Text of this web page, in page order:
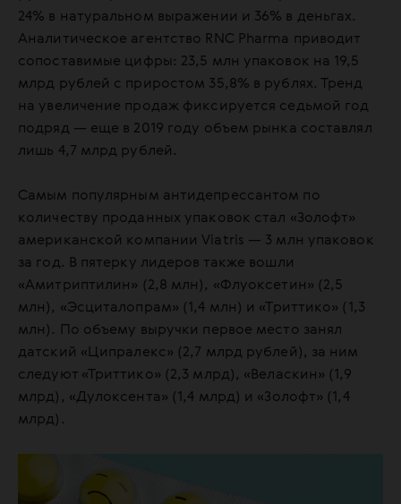
24% в натуральном выражении и 36% в деньгах.
Аналитическое агентство RNC Pharma приводит
сопоставимые цифры: 23,5 млн упаковок на 19,5
млрд рублей с приростом 35,8% в рублях. Тренд
на увеличение продаж фиксируется седьмой год
подряд — еще в 2019 году объем рынка составлял
лишь 4,7 млрд рублей.
Самым популярным антидепрессантом по
количеству проданных упаковок стал «Золофт»
американской компании Viatris — 3 млн упаковок
за год. В пятерку лидеров также вошли
«Амитриптилин» (2,8 млн), «Флуоксетин» (2,5
млн), «Эсциталопрам» (1,4 млн) и «Триттико» (1,3
млн). По объему выручки первое место занял
датский «Ципралекс» (2,7 млрд рублей), за ним
следуют «Триттико» (2,3 млрд), «Веласкин» (1,9
млрд), «Дулоксента» (1,4 млрд) и «Золофт» (1,4
млрд).